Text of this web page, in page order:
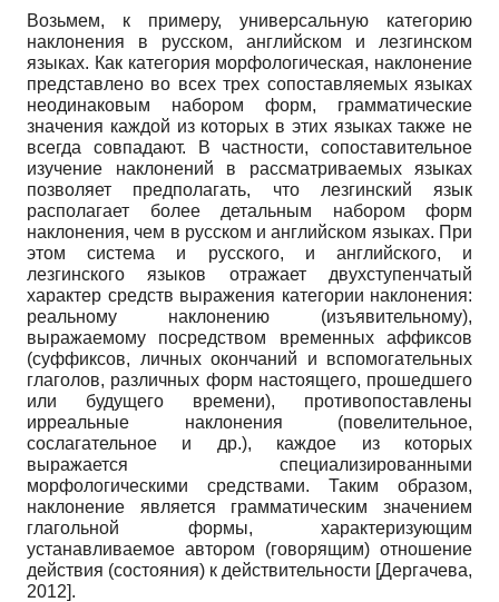
Возьмем, к примеру, универсальную категорию
наклонения в русском, английском и лезгинском
языках. Как категория морфологическая, наклонение
представлено во всех трех сопоставляемых языках
неодинаковым набором форм, грамматические
значения каждой из которых в этих языках также не
всегда совпадают. В частности, сопоставительное
изучение наклонений в рассматриваемых языках
позволяет предполагать, что лезгинский язык
располагает более детальным набором форм
наклонения, чем в русском и английском языках. При
этом система и русского, и английского, и
лезгинского языков отражает двухступенчатый
характер средств выражения категории наклонения:
реальному наклонению (изъявительному),
выражаемому посредством временных аффиксов
(суффиксов, личных окончаний и вспомогательных
глаголов, различных форм настоящего, прошедшего
или будущего времени), противопоставлены
ирреальные наклонения (повелительное,
сослагательное и др.), каждое из которых
выражается специализированными
морфологическими средствами. Таким образом,
наклонение является грамматическим значением
глагольной формы, характеризующим
устанавливаемое автором (говорящим) отношение
действия (состояния) к действительности [Дергачева,
2012].